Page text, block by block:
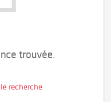
trouvée.
recherche